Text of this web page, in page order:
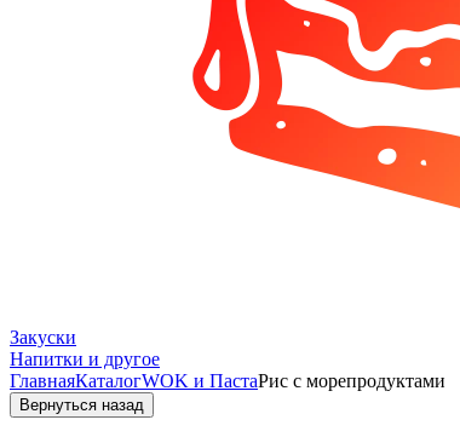
Закуски
Напитки и другое
ГлавнаяКаталогWOK и ПастаРис с морепродуктами
Вернуться назад